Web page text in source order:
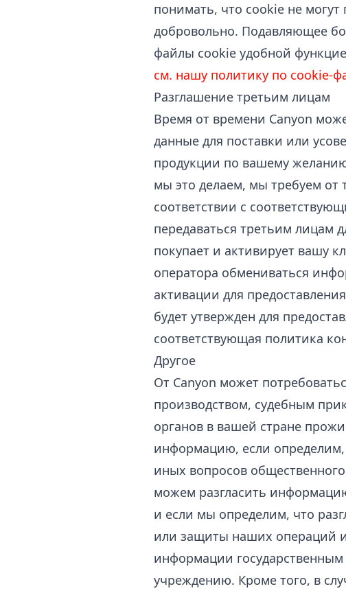
понимать, что cookie не
добровольно. Подавляющее
файлы cookie удобной
см. нашу политику по cookie-
Разглашение третьим лицам
Время от времени Canyon
данные для поставки или
продукции по вашему
мы это делаем, мы требуем от
соответствии с
передаваться третьим лицам
покупает и активирует вашу
оператора обмениваться
активации для
будет утвержден для
соответствующая политика
Другое
От Canyon может
производством, судебным
органов в вашей стране
информацию, если определим,
иных вопросов
можем разгласить
и если мы определим, что
или защиты наших операций
информации
учреждению. Кроме того, в